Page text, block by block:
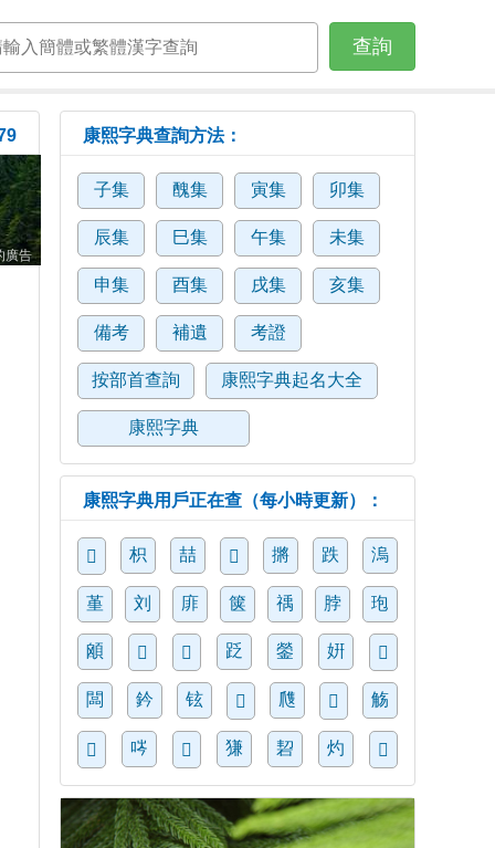
查詢
廣告
康熙字典查詢方法：
子集 醜集 寅集 卯集
辰集 巳集 午集 未集
申集 酉集 戌集 亥集
備考 補遺 考證
按部首查詢 康熙字典起名大全
康熙字典
康熙字典用戶正在查（每小時更新）：
𤱼 枳 喆 𠹜 摪 跌 溩
堇 刘 䨾 箧 䄔 脖 玸
䪿 𩾜 𥴦 䟪 鎣 姸 𩐻
闆 鈐 铉 𧎖 㸕 𨆲 觞
𧣾 㖗 𣉭 㺌 䂮 灼 𩫔